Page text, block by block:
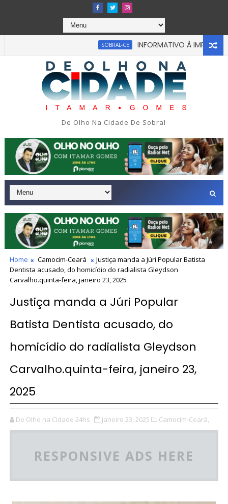
SOBRAL-CE INFORMATIVO À IMPRENSA
em tragédia na tarde da última segunda-feira 13/07/2026
De Olho Na Cidade De Sobral
Home Camocim-Ceará
Justiça manda a Júri Popular Batista
Dentista acusado, do homicídio do radialista Gleydson
Carvalho.quinta-feira, janeiro 23, 2025
Justiça manda a Júri Popular
Batista Dentista acusado, do
homicídio do radialista Gleydson
Carvalho.quinta-feira, janeiro 23,
2025
De Olho na Cidade 24hs janeiro 23, 2025 Camocim-Ceará,
RESPONSIVE ADS HERE